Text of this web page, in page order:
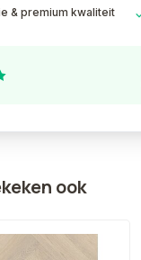
& premium kwaliteit
ook